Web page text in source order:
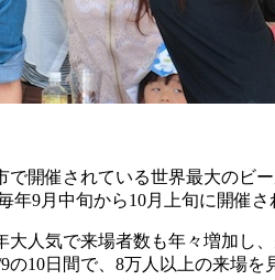
開催されている世界最大のビ
年9月中旬から10月上旬に開催
大人気で来場者数も年々増加し
の10日間で、8万人以上の来場